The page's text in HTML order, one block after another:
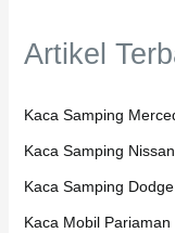
Artikel
Kaca Samping
Kaca Samping
Kaca Samping
Kaca Mobil Pariaman